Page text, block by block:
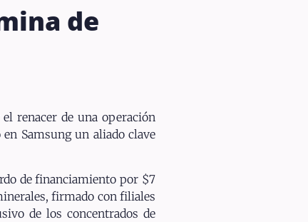
de
renacer de una operación
Samsung un aliado clave
de financiamiento por $7
firmado con filiales
de los concentrados de